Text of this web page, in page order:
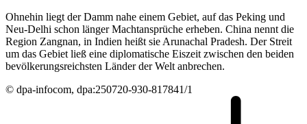
Ohnehin liegt der Damm nahe einem Gebiet, auf das Peking und
Neu-Delhi schon länger Machtansprüche erheben. China nennt die
Region Zangnan, in Indien heißt sie Arunachal Pradesh. Der Streit
um das Gebiet ließ eine diplomatische Eiszeit zwischen den beiden
bevölkerungsreichsten Länder der Welt anbrechen.
© dpa-infocom, dpa:250720-930-817841/1